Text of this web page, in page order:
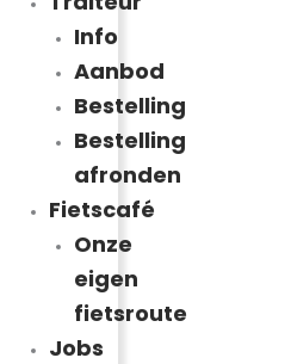
Info
Aanbod
Bestelling
Bestelling
afronden
Fietscafé
Onze
eigen
fietsroute
Jobs